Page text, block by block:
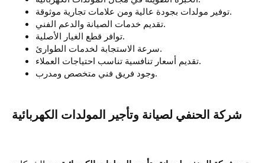
توفير مولدات بجودة عالية ومن علامات تجارية موثوقة.
تقديم خدمات الصيانة والدعم الفني.
توافر قطع الغيار الأصلية.
سرعة الاستجابة لخدمات الطوارئ.
تقديم أسعار تنافسية تناسب احتياجات العملاء.
وجود فريق فني متخصص ومدرب.